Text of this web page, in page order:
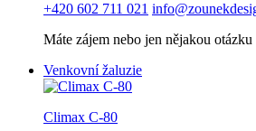
+420 602 711 021
Máte zájem nebo jen nějakou otázku
Venkovní žaluzie
Climax C-80